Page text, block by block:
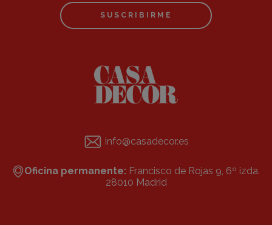
SUSCRIBIRME
info@casadecor.es
Oficina permanente: Francisco de Rojas 9, 6º izda.
28010 Madrid